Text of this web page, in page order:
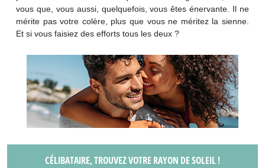
vous que, vous aussi, quelquefois, vous êtes énervante. Il ne
mérite pas votre colère, plus que vous ne méritez la sienne.
Et si vous faisiez des efforts tous les deux ?
CÉLIBATAIRE, TROUVEZ VOTRE RAYON DE SOLEIL !